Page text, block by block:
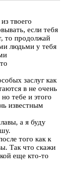
твоего
если тебя
то продолжай
людьми у тебя
заслуг как
в не очень
тебе и этого
известным
а я буду
того как к
Так что скажи
еще кто-то